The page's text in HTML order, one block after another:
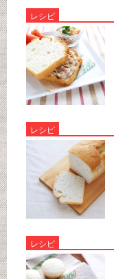
レシピ
レシピ
レシピ